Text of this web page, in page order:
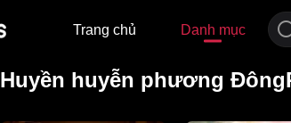
Trang chủ Danh mục
Huyền huyễn phương